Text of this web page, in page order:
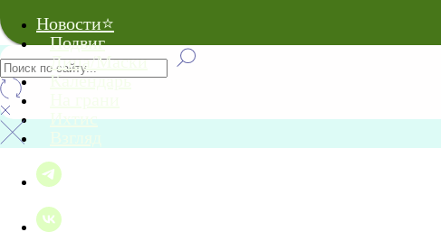
Новости⭐
Подвиг
Лица/Маски
Календарь
Ихтис